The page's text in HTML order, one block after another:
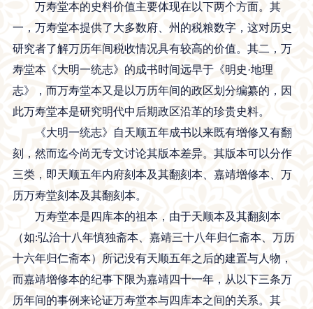
万寿堂本的史料价值主要体现在以下两个方面。其
一，万寿堂本提供了大多数府、州的税粮数字，这对历史
研究者了解万历年间税收情况具有较高的价值。其二，万
寿堂本《大明一统志》的成书时间远早于《明史·地理
志》，而万寿堂本又是以万历年间的政区划分编纂的，因
此万寿堂本是研究明代中后期政区沿革的珍贵史料。
《大明一统志》自天顺五年成书以来既有增修又有翻
刻，然而迄今尚无专文讨论其版本差异。其版本可以分作
三类，即天顺五年内府刻本及其翻刻本、嘉靖增修本、万
历万寿堂刻本及其翻刻本。
万寿堂本是四库本的祖本，由于天顺本及其翻刻本
（如:弘治十八年慎独斋本、嘉靖三十八年归仁斋本、万历
十六年归仁斋本）所记没有天顺五年之后的建置与人物，
而嘉靖增修本的纪事下限为嘉靖四十一年，从以下三条万
历年间的事例来论证万寿堂本与四库本之间的关系。其